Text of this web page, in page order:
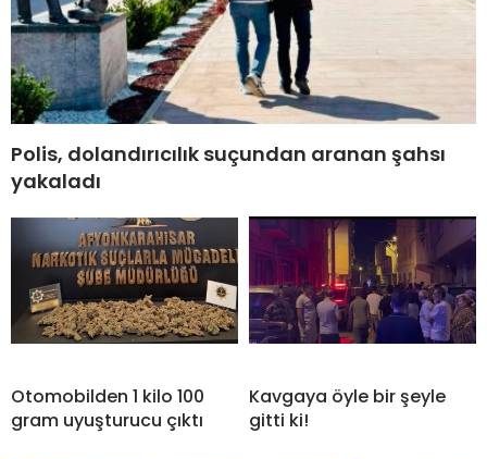
Polis, dolandırıcılık suçundan aranan şahsı
yakaladı
Otomobilden 1 kilo 100
gram uyuşturucu çıktı
Kavgaya öyle bir şeyle
gitti ki!